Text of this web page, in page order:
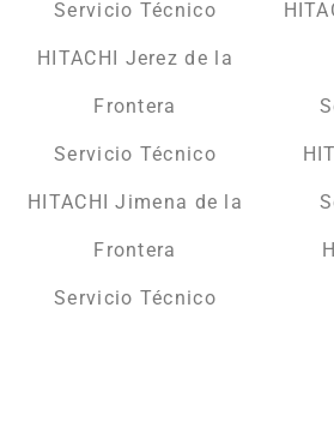
Servicio Técnico
HITACHI Jerez de la
Frontera
Servicio Técnico
HITACHI Jimena de la
Frontera
Servicio Técnico